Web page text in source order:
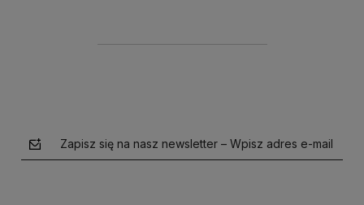
Zapisz się na nasz newsletter – Wpisz adres e-mail